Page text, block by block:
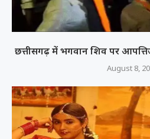
छत्तीसगढ़ में भगवान शिव पर
August 8,